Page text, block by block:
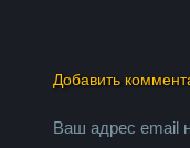
Добавить
Ваш адрес email